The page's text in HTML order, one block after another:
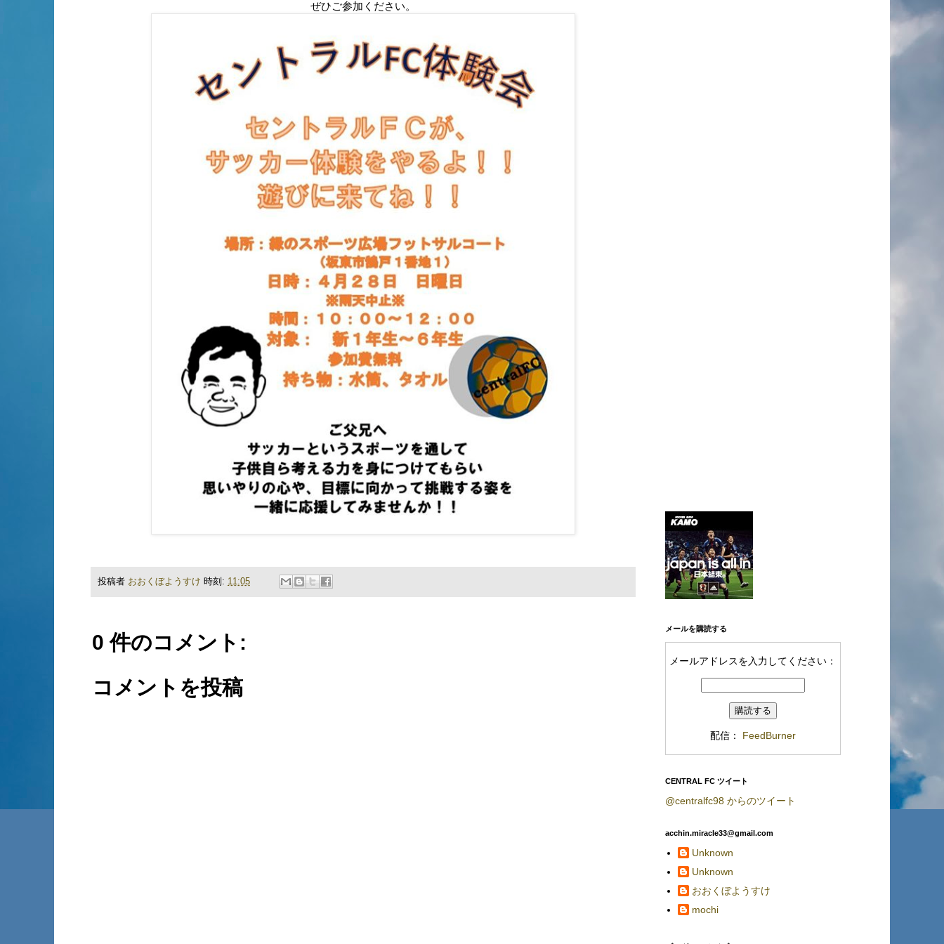
ぜひご参加ください。
投稿者 おおくぼようすけ 時刻: 11:05
0 件のコメント:
コメントを投稿
メールを購読する
メールアドレスを入力してください：
配信： FeedBurner
CENTRAL FC ツイート
@centralfc98 からのツイート
acchin.miracle33@gmail.com
Unknown
Unknown
おおくぼようすけ
mochi